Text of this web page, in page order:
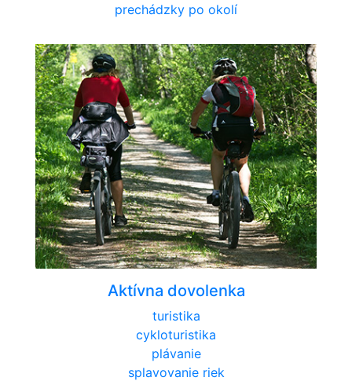
prechádzky po okolí
Aktívna dovolenka
turistika
cykloturistika
plávanie
splavovanie riek